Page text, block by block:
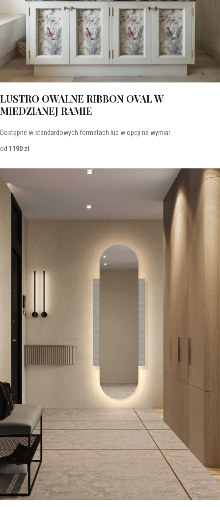
LUSTRO OWALNE RIBBON OVAL W
MIEDZIANEJ RAMIE
Dostępne w standardowych formatach lub w opcji na wymiar
od 1190 zł